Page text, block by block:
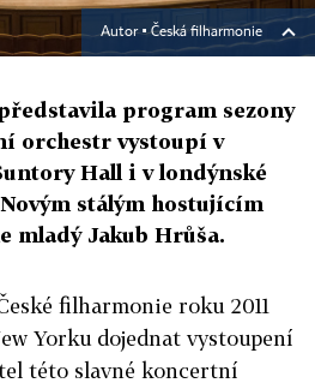
Autor ▪Česká filharmonie
program sezony
orchestr vystoupí v
Hall i v londýnské
stálým hostujícím
mladý Jakub Hrůša.
filharmonie roku 2011
Yorku dojednat vystoupení
této slavné koncertní